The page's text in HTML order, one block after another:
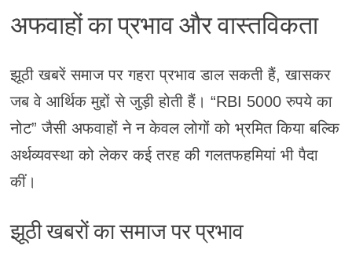
अफवाहों का प्रभाव और वास्तविकता
झूठी खबरें समाज पर गहरा प्रभाव डाल सकती हैं, खासकर
जब वे आर्थिक मुद्दों से जुड़ी होती हैं। “RBI 5000 रुपये का
नोट” जैसी अफवाहों ने न केवल लोगों को भ्रमित किया बल्कि
अर्थव्यवस्था को लेकर कई तरह की गलतफहमियां भी पैदा
कीं।
झूठी खबरों का समाज पर प्रभाव